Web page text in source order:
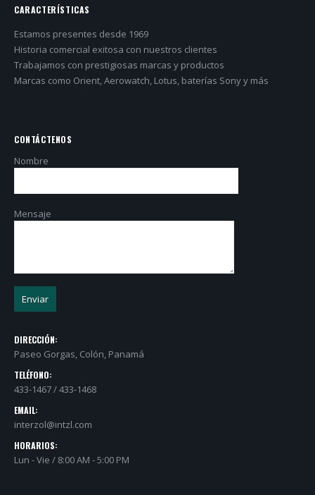
CARACTERÍSTICAS
Estamos presentes desde 1969
Historia comercial exitosa con nuestros clientes
Trabajamos con prestigiosas marcas y productos
Marcas como Orient, Aerowatch, Lotus, baterías Sony y más
CONTÁCTENOS
Nombre
Mensaje
DIRECCIÓN:
Paseo Gorgas, Colón, Panamá
TELÉFONO:
433-1467 / 433-1468
EMAIL:
interzol@intzl.com
HORARIOS:
Lun - Vie / 8:00 AM - 5:00 PM